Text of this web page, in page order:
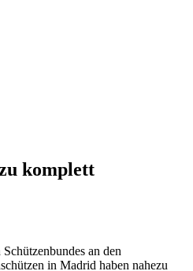
komplett
an den
in Madrid haben nahezu